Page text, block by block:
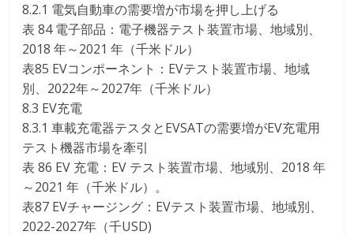
8.2.1 電気自動車の需要増が市場を押し上げる
表 84 電子部品：電子機器テスト装置市場、地域別、
2018 年～2021 年（千米ドル）
表85 EVコンポーネント：EVテスト装置市場、地域
別、2022年～2027年（千米ドル）
8.3 EV充電
8.3.1 車載充電器テスタとEVSATの需要増がEV充電用
テスト機器市場を牽引
表 86 EV 充電：EV テスト装置市場、地域別、2018 年
～2021 年（千米ドル）。
表87 EVチャージング：EVテスト装置市場、地域別、
2022-2027年（千USD)